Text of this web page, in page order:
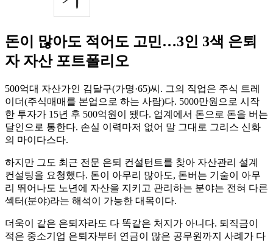
돈이 많아도 적어도 고민…3인 3색 은퇴
자 자산 포트폴리오
500억대 자산가인 김달구(가명·65)씨. 그의 직업은 주식 트레
이더(주식매매를 본업으로 하는 사람)다. 5000만원으로 시작
한 투자가 15년 후 500억원이 됐다. 업계에서 돈으로 돈을 버는
달인으로 통한다. 손실 이력마저 없어 말 그대로 그리스 신화
의 마이다스다.
하지만 그도 최근 전문 은퇴 컨설턴트를 찾아 자산관리 설계
컨설팅을 요청했다. 돈이 아무리 많아도, 돈버는 기술이 아무
리 뛰어나도 노년에 자산을 지키고 관리하는 분야는 전혀 다른
섹터(분야)라는 해석이 가능한 대목이다.
더욱이 같은 은퇴자라도 다 똑같은 처지가 아니다. 퇴직금이
적은 중소기업 은퇴자부터 연금이 많은 공무원까지 사례가 다